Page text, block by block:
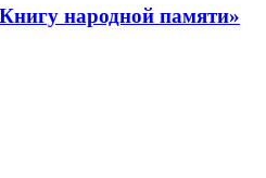
народной памяти»